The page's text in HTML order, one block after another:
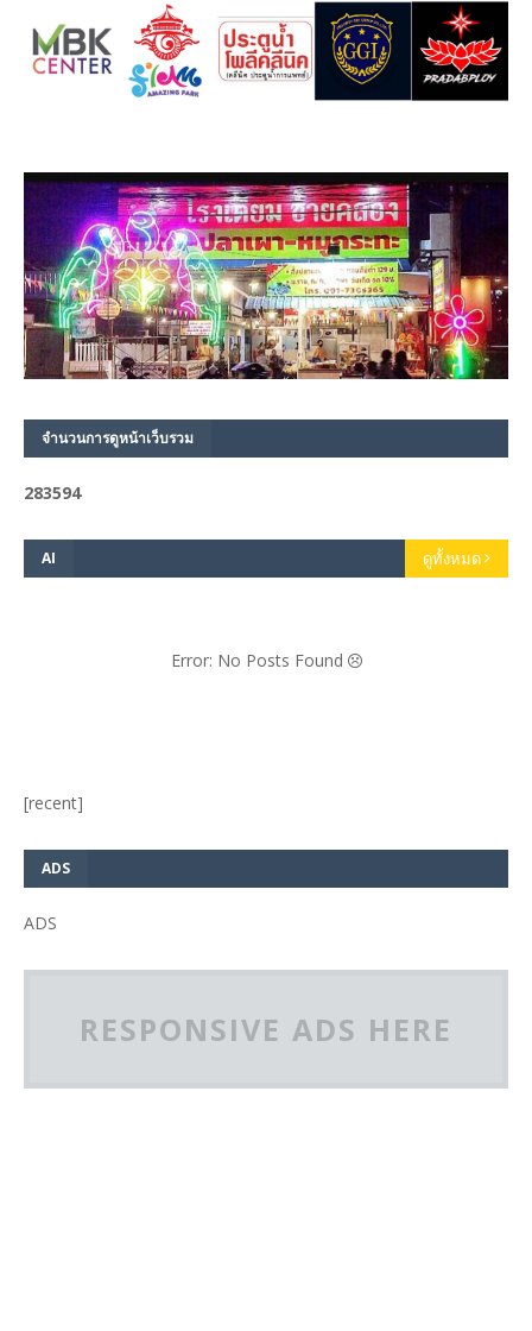
จำนวนการดูหน้าเว็บรวม
283594
AI ดูทั้งหมด
Error: No Posts Found
[recent]
ADS
ADS
RESPONSIVE ADS HERE